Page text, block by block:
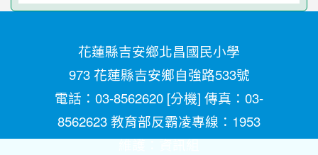
花蓮縣吉安鄉北昌國民小學
973 花蓮縣吉安鄉自強路533號
電話：03-8562620 [分機] 傳真：03-
8562623 教育部反霸凌專線：1953
維護：資訊組